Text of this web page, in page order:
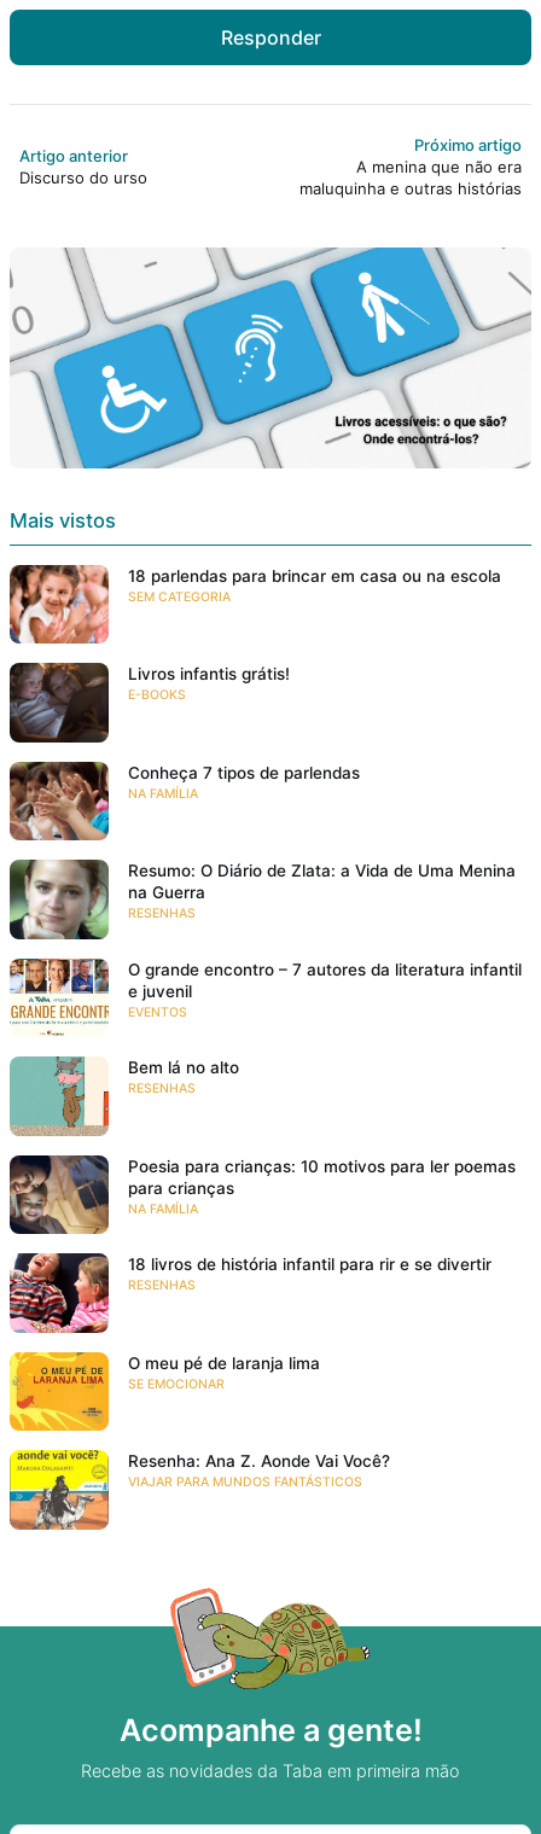
Responder
Artigo anterior
Discurso do urso
Próximo artigo
A menina que não era
maluquinha e outras histórias
Mais vistos
18 parlendas para brincar em casa ou na escola
SEM CATEGORIA
Livros infantis grátis!
E-BOOKS
Conheça 7 tipos de parlendas
NA FAMÍLIA
Resumo: O Diário de Zlata: a Vida de Uma Menina
na Guerra
RESENHAS
O grande encontro – 7 autores da literatura infantil
e juvenil
EVENTOS
Bem lá no alto
RESENHAS
Poesia para crianças: 10 motivos para ler poemas
para crianças
NA FAMÍLIA
18 livros de história infantil para rir e se divertir
RESENHAS
O meu pé de laranja lima
SE EMOCIONAR
Resenha: Ana Z. Aonde Vai Você?
VIAJAR PARA MUNDOS FANTÁSTICOS
Acompanhe a gente!
Recebe as novidades da Taba em primeira mão